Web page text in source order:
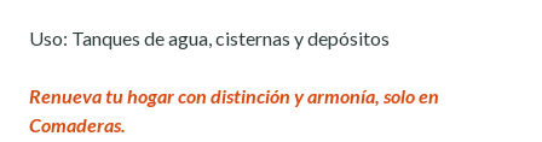
Uso: Tanques de agua, cisternas y depósitos
Renueva tu hogar con distinción y armonía, solo en
Comaderas.